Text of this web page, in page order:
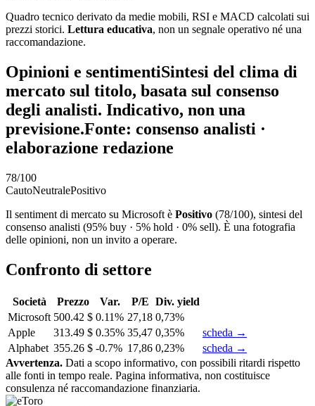
Quadro tecnico derivato da medie mobili, RSI e MACD calcolati sui
prezzi storici. Lettura educativa, non un segnale operativo né una
raccomandazione.
Opinioni e sentimentiSintesi del clima di
mercato sul titolo, basata sul consenso
degli analisti. Indicativo, non una
previsione.Fonte: consenso analisti ·
elaborazione redazione
78/100
CautoNeutralePositivo
Il sentiment di mercato su Microsoft è Positivo (78/100), sintesi del
consenso analisti (95% buy · 5% hold · 0% sell). È una fotografia
delle opinioni, non un invito a operare.
Confronto di settore
Società Prezzo Var. P/E Div. yield
Microsoft 500.42 $ 0.11% 27,18 0,73%
Apple
313.49 $ 0.35% 35,47 0,35%
scheda →
Alphabet 355.26 $ -0.7% 17,86 0,23%
scheda →
Avvertenza. Dati a scopo informativo, con possibili ritardi rispetto
alle fonti in tempo reale. Pagina informativa, non costituisce
consulenza né raccomandazione finanziaria.